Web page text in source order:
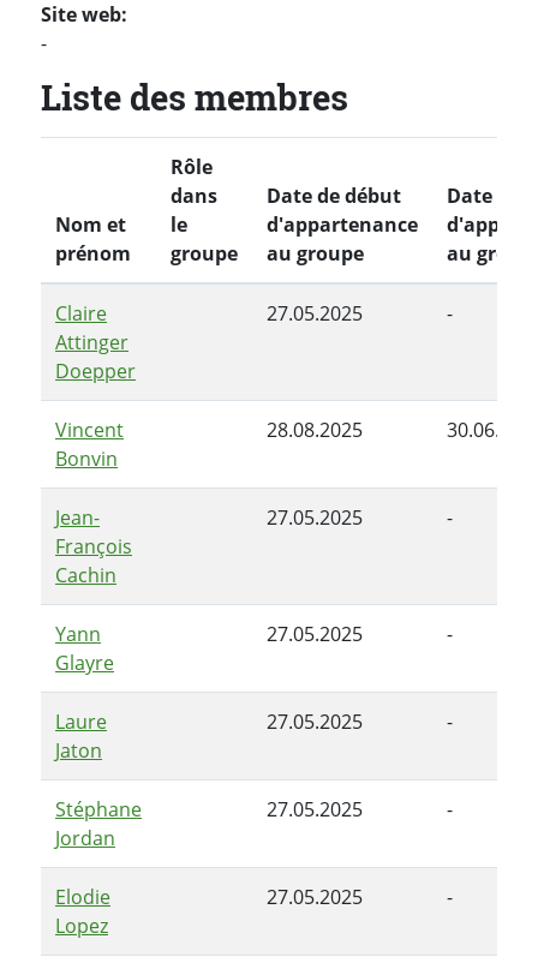
Site web:
-
Liste des membres
Nom et
prénom
Rôle
dans
le
groupe
Date de début
d'appartenance
au groupe
Date de
au
Claire
Attinger
Doepper
27.05.2025 -
Vincent
Bonvin
28.08.2025
Jean-
François
Cachin
27.05.2025 -
Yann
Glayre
27.05.2025 -
Laure
Jaton
27.05.2025 -
Stéphane
Jordan
27.05.2025 -
Elodie
Lopez
27.05.2025 -